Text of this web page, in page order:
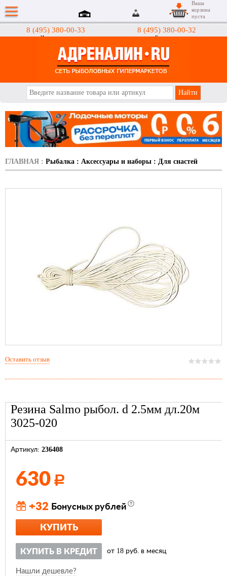
8 (495) 380-00-33
Интернет-магазин
8 (495) 380-00-32
Гипермаркеты
Ваша
корзина
пуста
ГЛАВНАЯ : Рыбалка : Аксессуары и наборы : Для снастей
Резина Salmo рыбол. d 2.5мм дл.20м
3025-020
Артикул: 236408
630 Р
+32 Бонусных рублей
КУПИТЬ
КУПИТЬ В КРЕДИТ от 18 руб. в месяц
Нашли дешевле?
Оставить отзыв